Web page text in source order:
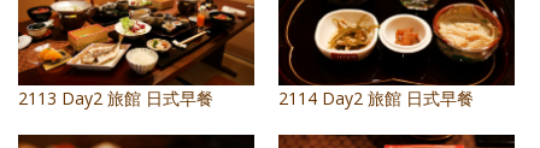
歷史區
關於Yilan
個人著作
2113 Day2 旅館 日式早餐 2114 Day2 旅館 日式早餐